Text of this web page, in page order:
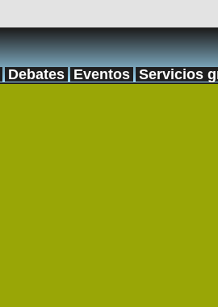
Debates Eventos Servicios